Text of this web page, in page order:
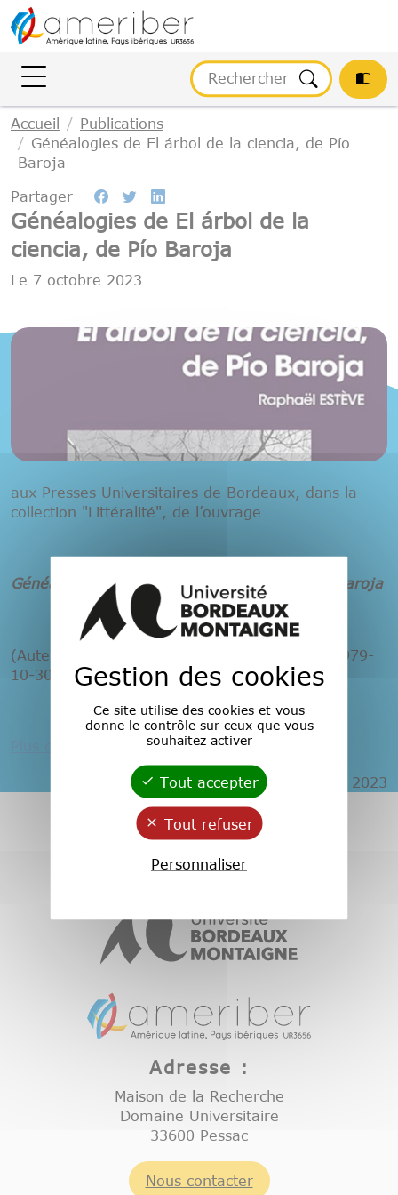
Accueil
Publications
Généalogies de El árbol de la ciencia, de Pío
Baroja
Partager
Généalogies de El árbol de la
ciencia, de Pío Baroja
Le 7 octobre 2023
aux Presses Universitaires de Bordeaux, dans la
collection "Littéralité", de l’ouvrage
Généalogies de El árbol de la ciencia , de Pío Baroja
(Auteur : Raphaël Estève, 400 pages, ISBN : 979-
10-300-1029-9).
Plus de détails en cliquant sur ce lien
Publié le 6 octobre 2023
Adresse :
Maison de la Recherche
Domaine Universitaire
33600 Pessac
Nous contacter
Gestion des cookies
Gestion des cookies
Ce site utilise des cookies et vous
donne le contrôle sur ceux que vous
souhaitez activer
Tout accepter
Tout refuser
Personnaliser